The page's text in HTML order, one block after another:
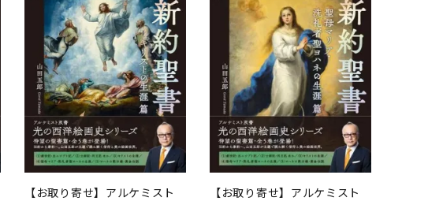
【お取り寄せ】アルケミスト
【お取り寄せ】アルケミスト